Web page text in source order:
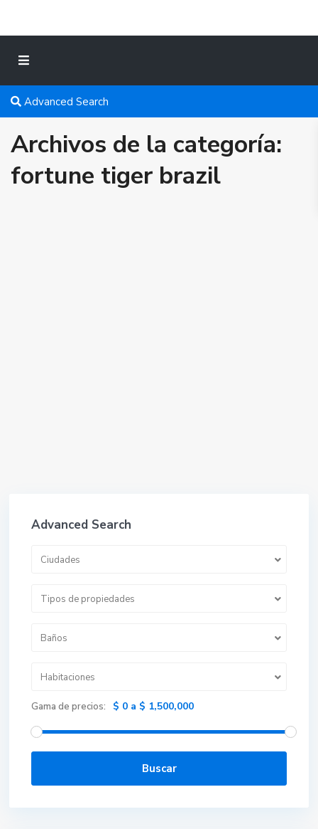
Advanced Search
Archivos de la categoría:
fortune tiger brazil
Advanced Search
Ciudades
Tipos de propiedades
Baños
Habitaciones
Gama de precios: $ 0 a $ 1,500,000
Buscar